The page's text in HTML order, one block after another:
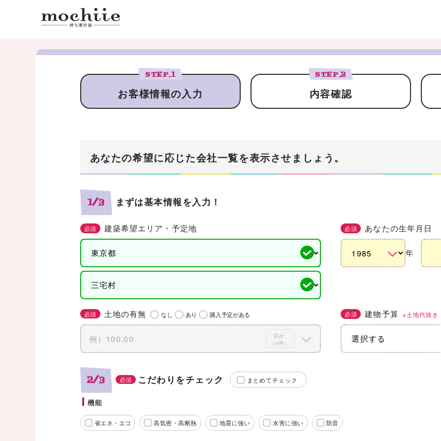
STEP.1
お客様情報の入力
STEP.2
内容確認
あなたの希望に応じた会社一覧を表示させましょう。
1/3 まずは基本情報を入力！
必須 建築希望エリア・予定地 必須 あなたの生年月日
年
必須 土地の有無 なし あり 購入予定がある
0㎡
（0坪）
必須 建物予算 ※土地代抜き
2/3 必須 こだわりをチェック まとめてチェック
機能
省エネ・エコ 高気密・高断熱 地震に強い 水害に強い 防音